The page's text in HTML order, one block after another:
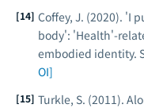
Coffey, J. (2020). 'I
body': 'Health'-
embodied identity.
OI]
Turkle, S. (2011).